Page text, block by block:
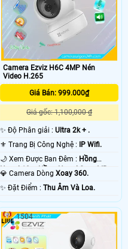
Camera Ezviz H6C 4MP Nén
Video H.265
Giá Bán: 999.000₫
Giá gốc: 1,100,000 ₫
✨ Độ Phân giải :Ultra 2k + .
⚜️ Trang Bị Công Nghệ : IP Wifi.
🌙 Xem Được Ban Đêm : Hồng
Ngoại 10m Hồng Ngoại Smart IR.
💎 Camera DòngXoay 360.
️✨ Đặt Điểm :Thu Âm Và Loa.
1504